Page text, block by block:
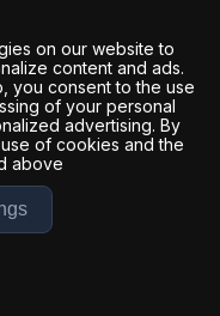
on our website to
content and ads.
you consent to the use
of your personal
advertising. By
of cookies and the
above